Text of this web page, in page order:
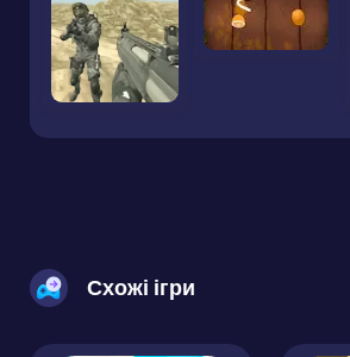
Схожі ігри